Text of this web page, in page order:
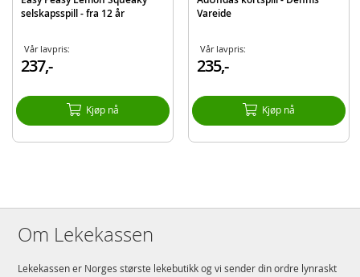
selskapsspill - fra 12 år
Vår lavpris:
237,-
Kjøp nå
Vareide
Vår lavpris:
235,-
Kjøp nå
Om Lekekassen
Lekekassen er Norges største lekebutikk og vi sender din ordre lynraskt